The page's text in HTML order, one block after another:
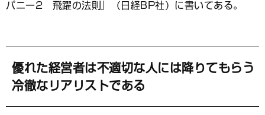
パニー2 飛躍の法則』（日経BP社）に書いてある。
優れた経営者は不適切な人には降りてもらう
冷徹なリアリストである